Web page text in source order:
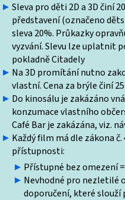
Sleva pro děti 2D a 3D činí
představení (označeno
sleva 20%. Průkazky
vyzvání. Slevu lze uplatnit
pokladně Citadely
Na 3D promítání nutno
vlastní. Cena za brýle činí 25
Do kinosálu je zakázáno
konzumace vlastního
Café Bar je zakázána, viz.
Každý film má dle zákona
přístupnosti:
Přístupné bez omezení
Nevhodné pro nezletilé
doporučení, které slouží